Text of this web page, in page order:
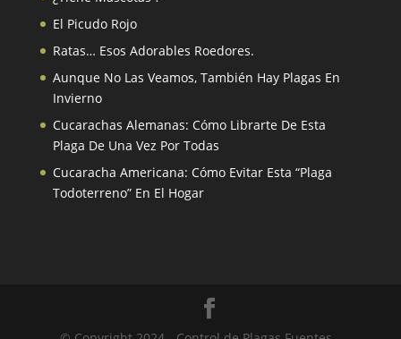
El Picudo Rojo
Ratas… Esos Adorables Roedores.
Aunque No Las Veamos, También Hay Plagas En
Invierno
Cucarachas Alemanas: Cómo Librarte De Esta
Plaga De Una Vez Por Todas
Cucaracha Americana: Cómo Evitar Esta “Plaga
Todoterreno” En El Hogar